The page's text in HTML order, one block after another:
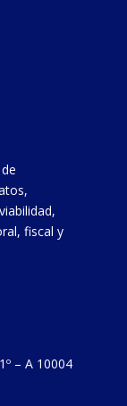
fiscal y
– A 10004